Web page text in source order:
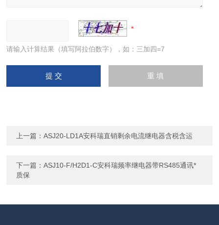
请输入计算结果（填写阿拉伯数字），如：三加四=7
上一篇：ASJ20-LD1A安科瑞直销剩余电流继电器含税含运
下一篇：ASJ10-F/H2D1-C安科瑞频率继电器带RS485通讯*
质保